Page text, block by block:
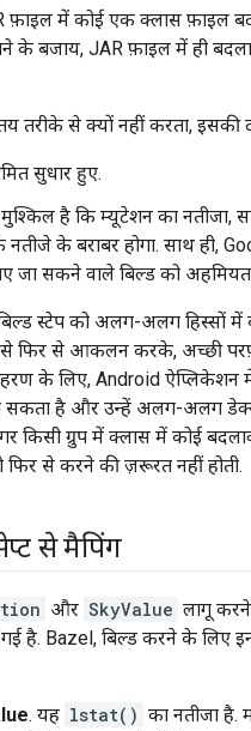
फ़ाइल में कोई एक क्लास फ़ाइल
के बजाय, JAR फ़ाइल में ही
तरीके से क्यों नहीं करता, इसकी
सुधार हुए.
मुश्किल है कि म्यूटेशन का नतीजा,
के बराबर होगा. साथ ही,
जा सकने वाले बिल्ड को
स्टेप को अलग-अलग हिस्सों
फिर से आकलन करके, अच्छी
के लिए, Android ऐप्लिकेशन
सकता है और उन्हें अलग-अलग
किसी ग्रुप में क्लास में कोई
फिर से करने की ज़रूरत नहीं होती.
से मैपिंग
और SkyValue लागू
गई है. Bazel, बिल्ड करने के लिए
. यह lstat() का नतीजा है.